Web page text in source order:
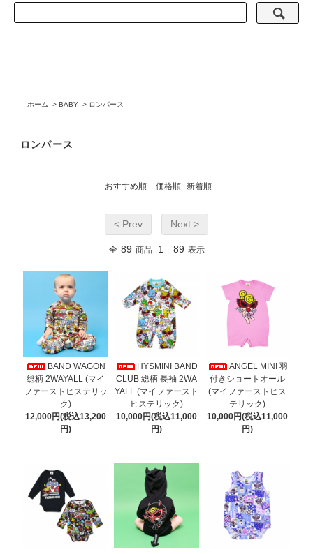
ホーム > BABY > ロンパース
ロンパース
おすすめ順 価格順 新着順
< Prev Next >
全 89 商品 1 - 89 表示
BAND WAGON
総柄 2WAYALL (マイ
ファーストヒステリッ
ク)
12,000円(税込13,200
円)
HYSMINI BAND
CLUB 総柄 長袖 2WA
YALL (マイファースト
ヒステリック)
10,000円(税込11,000
円)
ANGEL MINI 羽
付きショートオール
(マイファーストヒス
テリック)
10,000円(税込11,000
円)